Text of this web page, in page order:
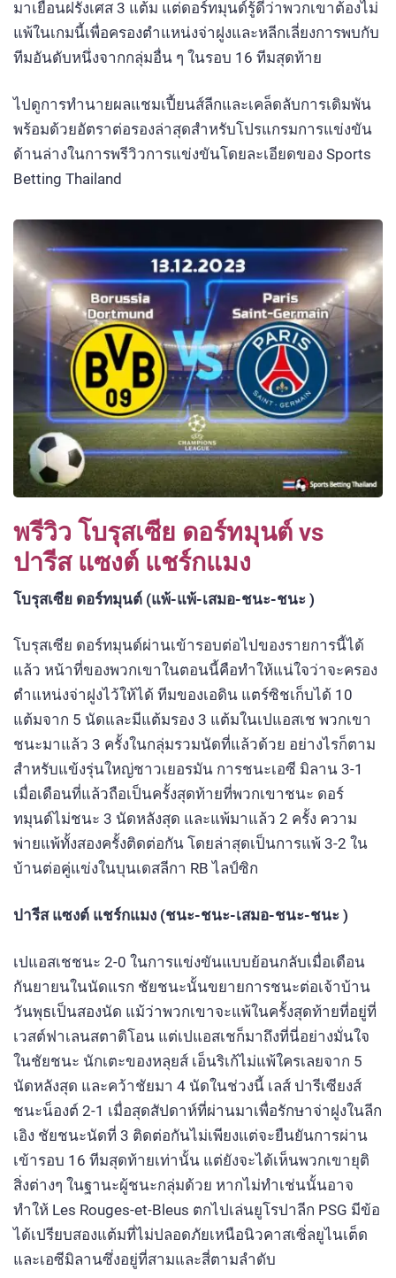
มาเยือนฝรั่งเศส 3 แต้ม แต่ดอร์ทมุนด์รู้ดีว่าพวกเขาต้องไม่
แพ้ในเกมนี้เพื่อครองตำแหน่งจ่าฝูงและหลีกเลี่ยงการพบกับ
ทีมอันดับหนึ่งจากกลุ่มอื่น ๆ ในรอบ 16 ทีมสุดท้าย
ไปดูการทำนายผลแชมเปี้ยนส์ลีกและเคล็ดลับการเดิมพัน
พร้อมด้วยอัตราต่อรองล่าสุดสำหรับโปรแกรมการแข่งขัน
ด้านล่างในการพรีวิวการแข่งขันโดยละเอียดของ Sports
Betting Thailand
พรีวิว โบรุสเซีย ดอร์ทมุนต์ vs
ปารีส แซงต์ แชร์กแมง
โบรุสเซีย ดอร์ทมุนต์ (แพ้-แพ้-เสมอ-ชนะ-ชนะ )
โบรุสเซีย ดอร์ทมุนด์ผ่านเข้ารอบต่อไปของรายการนี้ได้
แล้ว หน้าที่ของพวกเขาในตอนนี้คือทำให้แน่ใจว่าจะครอง
ตำแหน่งจ่าฝูงไว้ให้ได้ ทีมของเอดิน แตร์ซิชเก็บได้ 10
แต้มจาก 5 นัดและมีแต้มรอง 3 แต้มในเปแอสเช พวกเขา
ชนะมาแล้ว 3 ครั้งในกลุ่มรวมนัดที่แล้วด้วย อย่างไรก็ตาม
สำหรับแข้งรุ่นใหญ่ชาวเยอรมัน การชนะเอซี มิลาน 3-1
เมื่อเดือนที่แล้วถือเป็นครั้งสุดท้ายที่พวกเขาชนะ ดอร์
ทมุนด์ไม่ชนะ 3 นัดหลังสุด และแพ้มาแล้ว 2 ครั้ง ความ
พ่ายแพ้ทั้งสองครั้งติดต่อกัน โดยล่าสุดเป็นการแพ้ 3-2 ใน
บ้านต่อคู่แข่งในบุนเดสลีกา RB ไลป์ซิก
ปารีส แซงต์ แชร์กแมง (ชนะ-ชนะ-เสมอ-ชนะ-ชนะ )
เปแอสเชชนะ 2-0 ในการแข่งขันแบบย้อนกลับเมื่อเดือน
กันยายนในนัดแรก ชัยชนะนั้นขยายการชนะต่อเจ้าบ้าน
วันพุธเป็นสองนัด แม้ว่าพวกเขาจะแพ้ในครั้งสุดท้ายที่อยู่ที่
เวสต์ฟาเลนสตาดิโอน แต่เปแอสเชก็มาถึงที่นี่อย่างมั่นใจ
ในชัยชนะ นักเตะของหลุยส์ เอ็นริเก้ไม่แพ้ใครเลยจาก 5
นัดหลังสุด และคว้าชัยมา 4 นัดในช่วงนี้ เลส์ ปารีเซียงส์
ชนะน็องต์ 2-1 เมื่อสุดสัปดาห์ที่ผ่านมาเพื่อรักษาจ่าฝูงในลีก
เอิง ชัยชนะนัดที่ 3 ติดต่อกันไม่เพียงแต่จะยืนยันการผ่าน
เข้ารอบ 16 ทีมสุดท้ายเท่านั้น แต่ยังจะได้เห็นพวกเขายุติ
สิ่งต่างๆ ในฐานะผู้ชนะกลุ่มด้วย หากไม่ทำเช่นนั้นอาจ
ทำให้ Les Rouges-et-Bleus ตกไปเล่นยูโรปาลีก PSG มีข้อ
ได้เปรียบสองแต้มที่ไม่ปลอดภัยเหนือนิวคาสเซิ่ลยูไนเต็ด
และเอซีมิลานซึ่งอยู่ที่สามและสี่ตามลำดับ